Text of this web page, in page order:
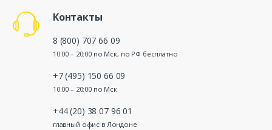
Контакты
8 (800) 707 66 09
10:00 – 20:00 по Мск, по РФ бесплатно
+7 (495) 150 66 09
10:00 – 20:00 по Мск
+44 (20) 38 07 96 01
главный офис в Лондоне